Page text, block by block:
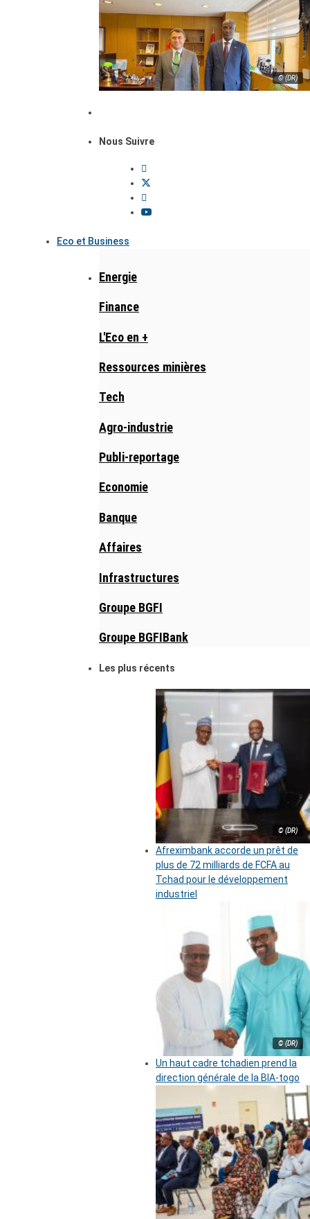
© (DR)
Nous Suivre
Eco et Business
Energie
Finance
L'Eco en +
Ressources minières
Tech
Agro-industrie
Publi-reportage
Economie
Banque
Affaires
Infrastructures
Groupe BGFI
Groupe BGFIBank
Les plus récents
© (DR)
Afreximbank accorde un prêt de
plus de 72 milliards de FCFA au
Tchad pour le développement
industriel
© (DR)
Un haut cadre tchadien prend la
direction générale de la BIA-togo